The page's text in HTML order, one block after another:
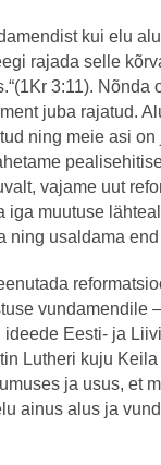
kui elu
rajada selle
3:11).
juba rajatud.
ning meie asi
vajame uut
iga muutuse
ning usaldama
vundamendile
ideede Eesti- ja
Lutheri kuju
ja usus, et
ainus alus ja